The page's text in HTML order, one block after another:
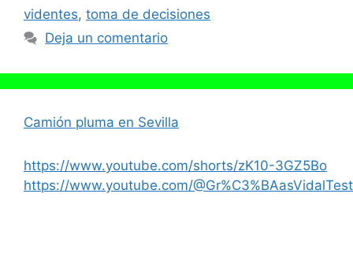
videntes, toma de decisiones
Deja un comentario
Camión pluma en Sevilla
https://www.youtube.com/shorts/zK10-3GZ5Bo
https://www.youtube.com/